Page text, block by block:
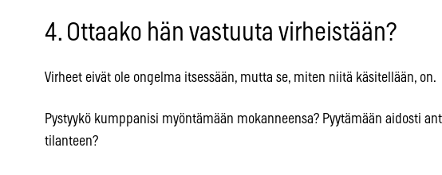
4. Ottaako hän vastuuta virheistään?
Virheet eivät ole ongelma itsessään, mutta se, miten niitä käsitellään, on.
Pystyykö kumppanisi myöntämään mokanneensa? Pyytämään aidosti
tilanteen?